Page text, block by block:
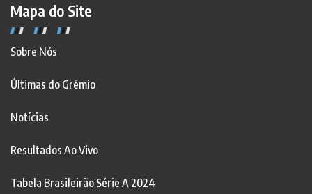
Mapa do Site
Sobre Nós
Últimas do Grêmio
Notícias
Resultados Ao Vivo
Tabela Brasileirão Série A 2024